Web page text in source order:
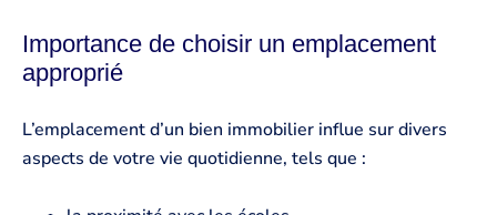
Importance de choisir un emplacement
approprié
L’emplacement d’un bien immobilier influe sur divers
aspects de votre vie quotidienne, tels que :